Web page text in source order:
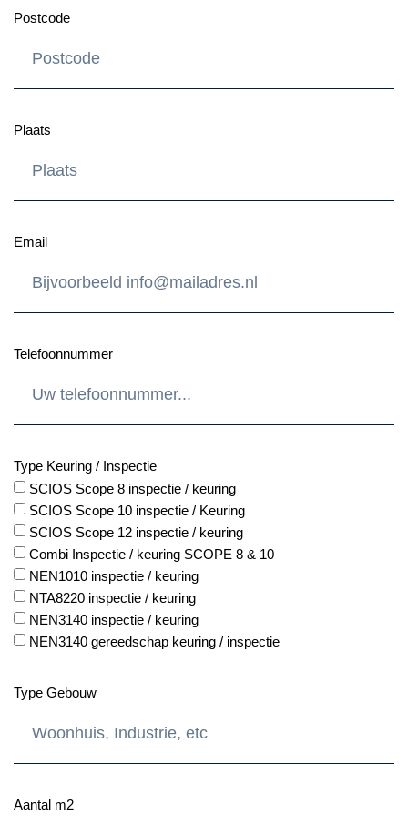
Postcode
Plaats
Email
Telefoonnummer
Type Keuring / Inspectie
SCIOS Scope 8 inspectie / keuring
SCIOS Scope 10 inspectie / Keuring
SCIOS Scope 12 inspectie / keuring
Combi Inspectie / keuring SCOPE 8 & 10
NEN1010 inspectie / keuring
NTA8220 inspectie / keuring
NEN3140 inspectie / keuring
NEN3140 gereedschap keuring / inspectie
Type Gebouw
Aantal m2